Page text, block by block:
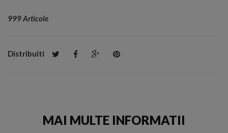
999Articole
Distribuiti
MAI MULTE INFORMATII